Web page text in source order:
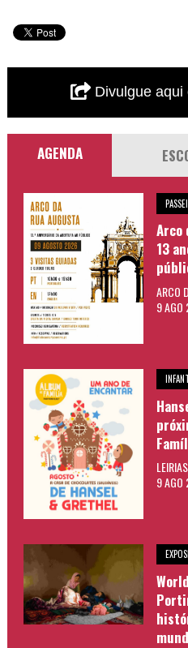
Divulgue aqui
AGENDA
Arco
13
ARCO
9
9